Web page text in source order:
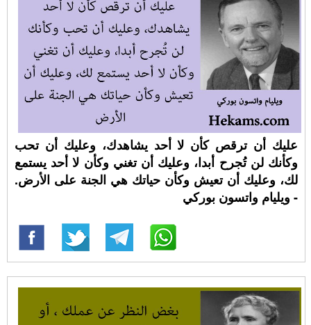
عليك أن ترقص كأن لا أحد يشاهدك، وعليك أن تحب
وكأنك لن تُجرح أبدا، وعليك أن تغني وكأن لا أحد يستمع
لك، وعليك أن تعيش وكأن حياتك هي الجنة على الأرض.
- ويليام واتسون بوركي